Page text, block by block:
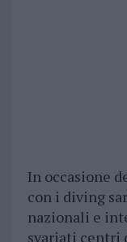
In occasione
con i diving
nazionali e
svariati centri